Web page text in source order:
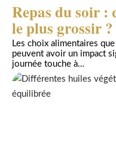
Repas du soir :
le plus grossir ?
Les choix alimentaires
peuvent avoir un impact
journée touche à…